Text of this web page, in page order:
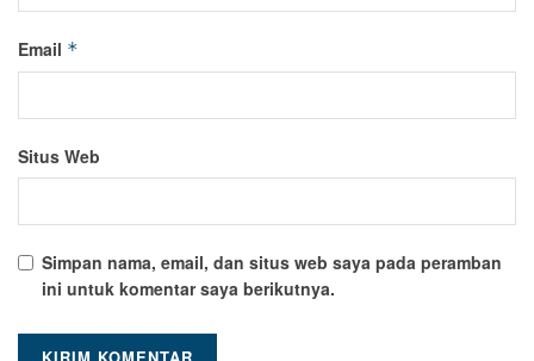
Email *
Situs Web
Simpan nama, email, dan situs web saya pada peramban
ini untuk komentar saya berikutnya.